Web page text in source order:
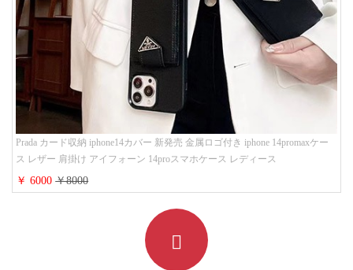
Prada カード収納 iphone14カバー 新発売 金属ロゴ付き iphone 14promaxケー
ス レザー 肩掛け アイフォーン 14proスマホケース レディース
￥ 6000￥8000